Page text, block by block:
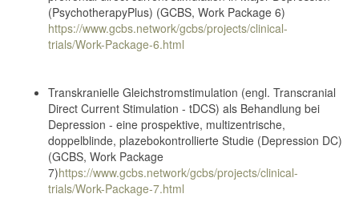
(PsychotherapyPlus) (GCBS, Work Package 6)
https://www.gcbs.network/gcbs/projects/clinical-
trials/Work-Package-6.html
Transkranielle Gleichstromstimulation (engl. Transcranial
Direct Current Stimulation - tDCS) als Behandlung bei
Depression - eine prospektive, multizentrische,
doppelblinde, plazebokontrollierte Studie (Depression DC)
(GCBS, Work Package
7)https://www.gcbs.network/gcbs/projects/clinical-
trials/Work-Package-7.html